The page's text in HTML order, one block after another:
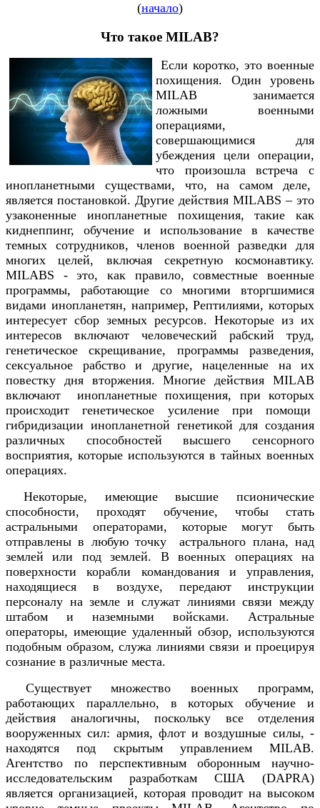
(начало)
Что такое MILAB?
Если коротко, это военные
похищения. Один уровень
MILAB занимается
ложными военными
операциями,
совершающимися для
убеждения цели операции,
что произошла встреча с
инопланетными существами, что, на самом деле,
является постановкой. Другие действия MILABS – это
узаконенные инопланетные похищения, такие как
киднеппинг, обучение и использование в качестве
темных сотрудников, членов военной разведки для
многих целей, включая секретную космонавтику.
MILABS - это, как правило, совместные военные
программы, работающие со многими вторгшимися
видами инопланетян, например, Рептилиями, которых
интересует сбор земных ресурсов. Некоторые из их
интересов включают человеческий рабский труд,
генетическое скрещивание, программы разведения,
сексуальное рабство и другие, нацеленные на их
повестку дня вторжения. Многие действия MILAB
включают инопланетные похищения, при которых
происходит генетическое усиление при помощи
гибридизации инопланетной генетикой для создания
различных способностей высшего сенсорного
восприятия, которые используются в тайных военных
операциях.
Некоторые, имеющие высшие псионические
способности, проходят обучение, чтобы стать
астральными операторами, которые могут быть
отправлены в любую точку астрального плана, над
землей или под землей. В военных операциях на
поверхности корабли командования и управления,
находящиеся в воздухе, передают инструкции
персоналу на земле и служат линиями связи между
штабом и наземными войсками. Астральные
операторы, имеющие удаленный обзор, используются
подобным образом, служа линиями связи и проецируя
сознание в различные места.
Существует множество военных программ,
работающих параллельно, в которых обучение и
действия аналогичны, поскольку все отделения
вооруженных сил: армия, флот и воздушные силы, -
находятся под скрытым управлением MILAB.
Агентство по перспективным оборонным научно-
исследовательским разработкам США (DAPRA)
является организацией, которая проводит на высоком